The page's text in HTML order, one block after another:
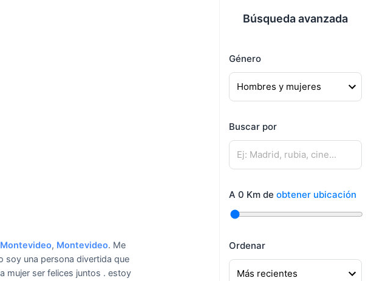
Mujeres lindas
Mujeres buscando
hombres
Mujeres buscando pareja
Mujeres buscando
amigos
Mujeres buscando
Mujeres buscando
Hombres guapos
Hombres buscando
Hombres buscando
pareja
amigos
Búsqueda avanzada
Género
Buscar por
A 0 Km de obtener ubicación
Ordenar
, Montevideo. Me
soy una persona divertida que
mujer ser felices juntos . estoy